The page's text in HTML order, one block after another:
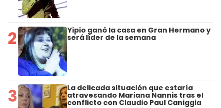
2 Yipio ganó la casa en Gran Hermano y
será líder de la semana
3 La delicada situación que estaría
atravesando Mariana Nannis tras el
conflicto con Claudio Paul Caniggia